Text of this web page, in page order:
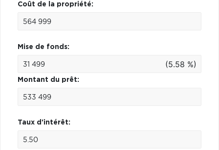
Coût de la propriété:
Mise de fonds:
(5.58 %)
Montant du prêt:
Taux d'intérêt: